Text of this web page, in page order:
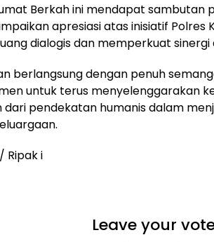
Berkah ini mendapat sambutan
apresiasi atas inisiatif Polres
dialogis dan memperkuat sinergi
berlangsung dengan penuh
untuk terus menyelenggarakan
dari pendekatan humanis dalam
Ripak i
Leave your